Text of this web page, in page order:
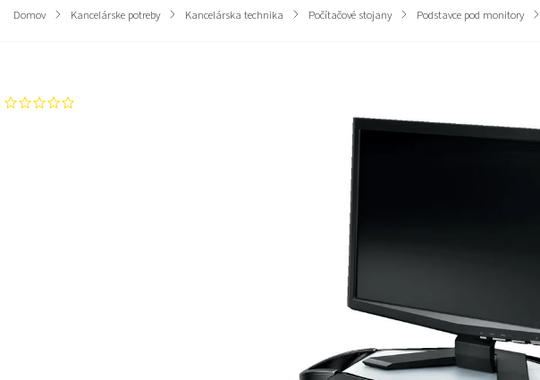
Domov / Kancelárske potreby / Kancelárska technika / Počítačové stojany / Podstavce pod monitory /